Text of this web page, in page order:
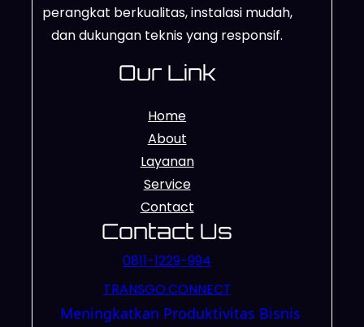
perangkat berkualitas, instalasi mudah,
dan dukungan teknis yang responsif.
Our Link
Home
About
Layanan
Service
Contact
Contact Us
0811-1229-994
TRANSGO.CONNECT
Meningkatkan Produktivitas Bisnis